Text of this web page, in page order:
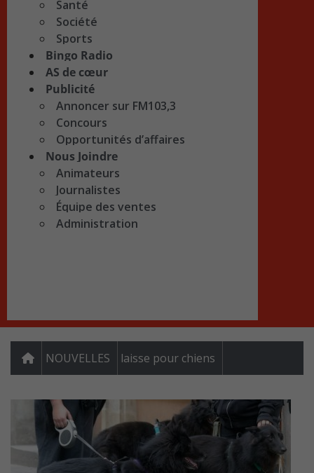
Santé
Société
Sports
Bingo Radio
AS de cœur
Publicité
Annoncer sur FM103,3
Concours
Opportunités d’affaires
Nous Joindre
Animateurs
Journalistes
Équipe des ventes
Administration
NOUVELLES laisse pour chiens